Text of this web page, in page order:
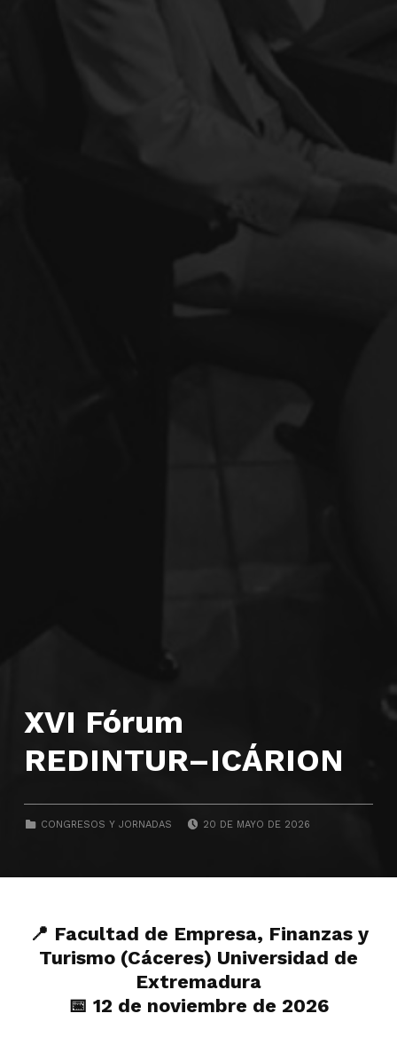
XVI Fórum
REDINTUR–ICÁRION
CATEGORIZED IN:
CONGRESOS Y JORNADAS 20 DE MAYO DE 2026
📍 Facultad de Empresa, Finanzas y
Turismo (Cáceres) Universidad de
Extremadura
📅 12 de noviembre de 2026